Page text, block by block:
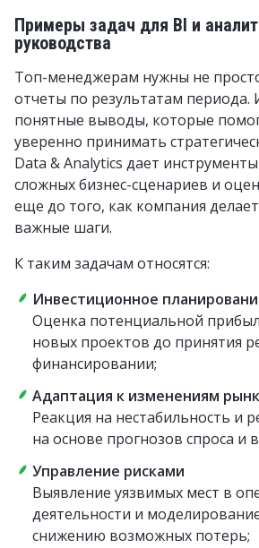
Примеры задач для BI и
руководства
Топ-менеджерам нужны не
отчеты по результатам
понятные выводы, которые
уверенно принимать
Data & Analytics дает
сложных бизнес-сценариев и
еще до того, как компания
важные шаги.
К таким задачам относятся:
Инвестиционное
Оценка потенциальной
новых проектов до принятия
финансировании;
Адаптация к изменениям
Реакция на нестабильность и
на основе прогнозов спроса и
Управление рисками
Выявление уязвимых мест в
деятельности и
снижению возможных потерь;